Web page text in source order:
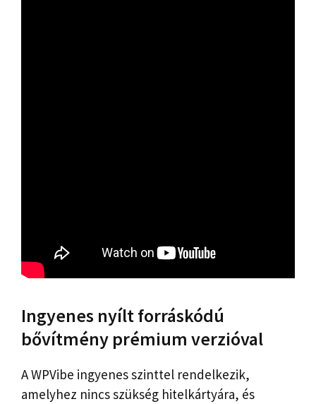
Ingyenes nyílt forráskódú
bővítmény prémium verzióval
A WPVibe ingyenes szinttel rendelkezik,
amelyhez nincs szükség hitelkártyára, és